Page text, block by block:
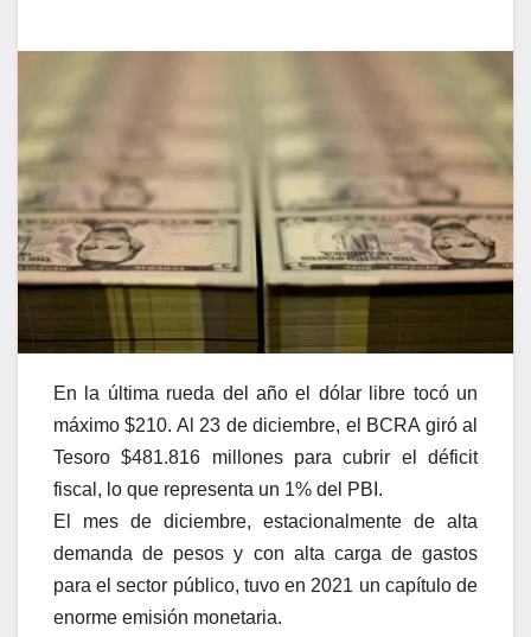
En la última rueda del año el dólar libre tocó un
máximo $210. Al 23 de diciembre, el BCRA giró al
Tesoro $481.816 millones para cubrir el déficit
fiscal, lo que representa un 1% del PBI.
El mes de diciembre, estacionalmente de alta
demanda de pesos y con alta carga de gastos
para el sector público, tuvo en 2021 un capítulo de
enorme emisión monetaria.